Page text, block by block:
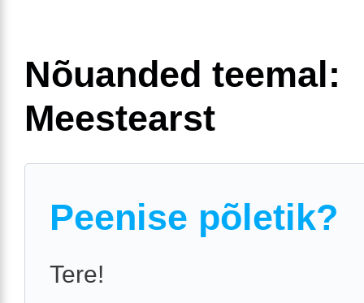
Nõuanded teemal:
Meestearst
Peenise põletik?
Tere!